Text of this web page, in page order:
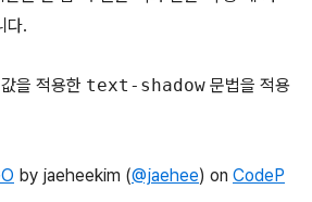
다.
을 적용한 text-shadow 문법을 적용
by jaeheekim (@jaehee) on CodeP